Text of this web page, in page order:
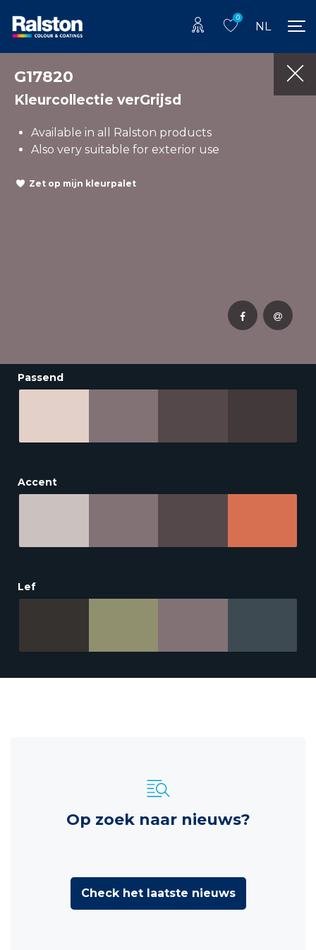
0
NL
G17820
Kleurcollectie verGrijsd
Available in all Ralston products
Also very suitable for exterior use
Zet op mijn kleurpalet
Passend
Accent
Lef
Op zoek naar nieuws?
Check het laatste nieuws